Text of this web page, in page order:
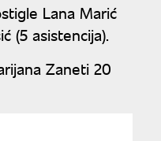
Lana Marić
(5 asistencija).
Zaneti 20